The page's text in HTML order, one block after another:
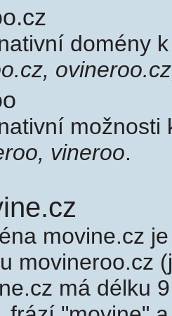
domény
vineroo.
movine.cz
movineroo.cz
má délku